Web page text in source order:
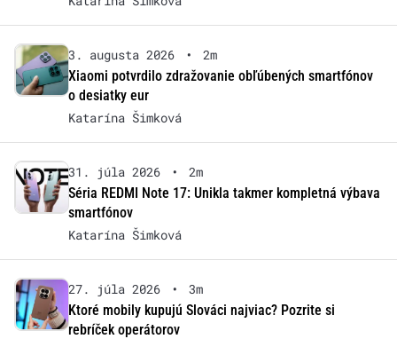
3. augusta 2026 •
2m
Xiaomi potvrdilo zdražovanie obľúbených smartfónov
o desiatky eur
Katarína Šimková
31. júla 2026 •
2m
Séria REDMI Note 17: Unikla takmer kompletná výbava
smartfónov
Katarína Šimková
27. júla 2026 •
3m
Ktoré mobily kupujú Slováci najviac? Pozrite si
rebríček operátorov